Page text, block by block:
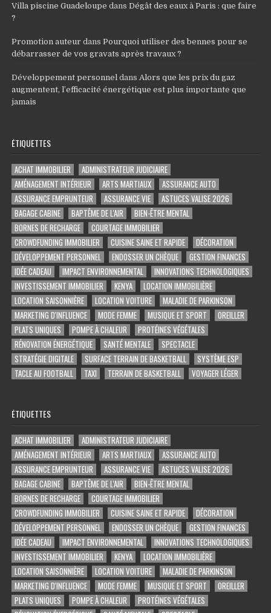
Villa piscine Guadeloupe dansDégât des eaux à Paris : que faire
?
Promotion auteur dansPourquoi utiliser des bennes pour se
débarrasser de vos gravats après travaux ?
Développement personnel dans Alors que les prix du gaz
augmentent, l’efficacité énergétique est plus importante que
jamais
ÉTIQUETTES
ACHAT IMMOBILIER
ADMINISTRATEUR JUDICIAIRE
AMÉNAGEMENT INTÉRIEUR
ARTS MARTIAUX
ASSURANCE AUTO
ASSURANCE EMPRUNTEUR
ASSURANCE VIE
ASTUCES VALISE 2026
BAGAGE CABINE
BAPTÊME DE L'AIR
BIEN-ÊTRE MENTAL
BORNES DE RECHARGE
COURTAGE IMMOBILIER
CROWDFUNDING IMMOBILIER
CUISINE SAINE ET RAPIDE
DÉCORATION
DÉVELOPPEMENT PERSONNEL
ENDOSSER UN CHÈQUE
GESTION FINANCES
IDÉE CADEAU
IMPACT ENVIRONNEMENTAL
INNOVATIONS TECHNOLOGIQUES
INVESTISSEMENT IMMOBILIER
KENYA
LOCATION IMMOBILIÈRE
LOCATION SAISONNIÈRE
LOCATION VOITURE
MALADIE DE PARKINSON
MARKETING D'INFLUENCE
MODE FEMME MUSIQUE ET SPORT
OREILLER
PLATS UNIQUES
POMPE À CHALEUR
PROTÉINES VÉGÉTALES
RÉNOVATION ÉNERGÉTIQUE
SANTÉ MENTALE
SPECTACLE
STRATÉGIE DIGITALE
SURFACE TERRAIN DE BASKETBALL
SYSTÈME ESP
TACLE AU FOOTBALL
TAXI TERRAIN DE BASKETBALL VOYAGER LÉGER
ÉTIQUETTES
ACHAT IMMOBILIER
ADMINISTRATEUR JUDICIAIRE
AMÉNAGEMENT INTÉRIEUR
ARTS MARTIAUX
ASSURANCE AUTO
ASSURANCE EMPRUNTEUR
ASSURANCE VIE
ASTUCES VALISE 2026
BAGAGE CABINE
BAPTÊME DE L'AIR
BIEN-ÊTRE MENTAL
BORNES DE RECHARGE
COURTAGE IMMOBILIER
CROWDFUNDING IMMOBILIER
CUISINE SAINE ET RAPIDE
DÉCORATION
DÉVELOPPEMENT PERSONNEL
ENDOSSER UN CHÈQUE
GESTION FINANCES
IDÉE CADEAU
IMPACT ENVIRONNEMENTAL
INNOVATIONS TECHNOLOGIQUES
INVESTISSEMENT IMMOBILIER
KENYA
LOCATION IMMOBILIÈRE
LOCATION SAISONNIÈRE
LOCATION VOITURE
MALADIE DE PARKINSON
MARKETING D'INFLUENCE
MODE FEMME MUSIQUE ET SPORT
OREILLER
PLATS UNIQUES
POMPE À CHALEUR
PROTÉINES VÉGÉTALES